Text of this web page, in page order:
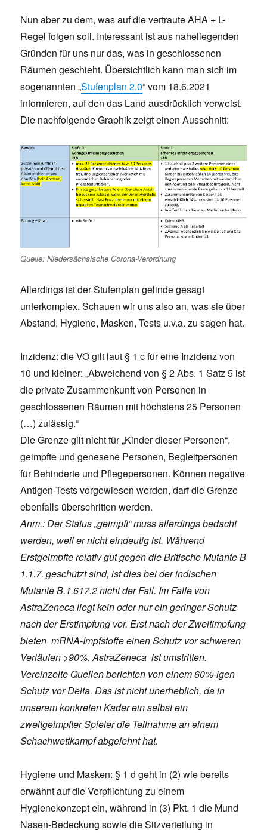
Nun aber zu dem, was auf die vertraute AHA + L-
Regel folgen soll. Interessant ist aus naheliegenden
Gründen für uns nur das, was in geschlossenen
Räumen geschieht. Übersichtlich kann man sich im
sogenannten „Stufenplan 2.0“ vom 18.6.2021
informieren, auf den das Land ausdrücklich verweist.
Die nachfolgende Graphik zeigt einen Ausschnitt:
Quelle: Niedersächsische Corona-Verordnung
Allerdings ist der Stufenplan gelinde gesagt
unterkomplex. Schauen wir uns also an, was sie über
Abstand, Hygiene, Masken, Tests u.v.a. zu sagen hat.
Inzidenz: die VO gilt laut § 1 c für eine Inzidenz von
10 und kleiner: „Abweichend von § 2 Abs. 1 Satz 5 ist
die private Zusammenkunft von Personen in
geschlossenen Räumen mit höchstens 25 Personen
(…) zulässig.“
Die Grenze gilt nicht für „Kinder dieser Personen“,
geimpfte und genesene Personen, Begleitpersonen
für Behinderte und Pflegepersonen. Können negative
Antigen-Tests vorgewiesen werden, darf die Grenze
ebenfalls überschritten werden.
Anm.: Der Status „geimpft“ muss allerdings bedacht
werden, weil er nicht eindeutig ist. Während
Erstgeimpfte relativ gut gegen die Britische Mutante B
1.1.7. geschützt sind, ist dies bei der indischen
Mutante B.1.617.2 nicht der Fall. Im Falle von
AstraZeneca liegt kein oder nur ein geringer Schutz
nach der Erstimpfung vor. Erst nach der Zweitimpfung
bieten mRNA-Impfstoffe einen Schutz vor schweren
Verläufen >90%. AstraZeneca ist umstritten.
Vereinzelte Quellen berichten von einem 60%-igen
Schutz vor Delta. Das ist nicht unerheblich, da in
unserem konkreten Kader ein selbst ein
zweitgeimpfter Spieler die Teilnahme an einem
Schachwettkampf abgelehnt hat.
Hygiene und Masken: § 1 d geht in (2) wie bereits
erwähnt auf die Verpflichtung zu einem
Hygienekonzept ein, während in (3) Pkt. 1 die Mund
Nasen-Bedeckung sowie die Sitzverteilung in